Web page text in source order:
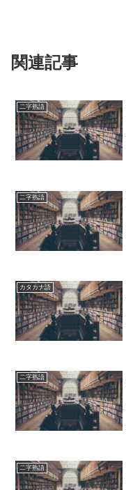
関連記事
二字熟語
二字熟語
カタカナ語
二字熟語
二字熟語